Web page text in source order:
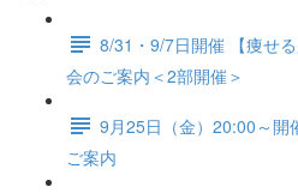
8/31・9/7日開催 【痩せ
会のご案内＜2部開催＞
9月25日（金）20:00～開
ご案内